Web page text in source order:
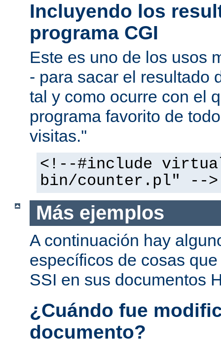
Incluyendo los
programa CGI
Este es uno de los usos
- para sacar el resultado
tal y como ocurre con el
programa favorito de
visitas.''
<!--#include
bin/counter.pl" -->
Más ejemplos
A continuación hay
específicos de cosas
SSI en sus documentos
¿Cuándo fue
documento?